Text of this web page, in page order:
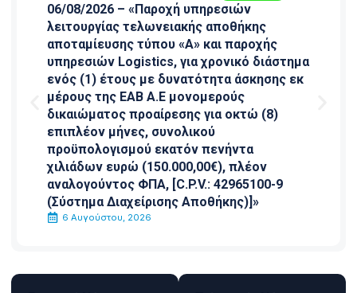
06/08/2026 – «Παροχή υπηρεσιών
λειτουργίας τελωνειακής αποθήκης
αποταμίευσης τύπου «Α» και παροχής
υπηρεσιών Logistics, για χρονικό διάστημα
ενός (1) έτους με δυνατότητα άσκησης εκ
μέρους της ΕΑΒ Α.Ε μονομερούς
δικαιώματος προαίρεσης για οκτώ (8)
επιπλέον μήνες, συνολικού
προϋπολογισμού εκατόν πενήντα
χιλιάδων ευρώ (150.000,00€), πλέον
αναλογούντος ΦΠΑ, [C.P.V.: 42965100-9
(Σύστημα Διαχείρισης Αποθήκης)]»
6 Αυγούστου, 2026